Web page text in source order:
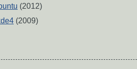
(2012)
(2009)